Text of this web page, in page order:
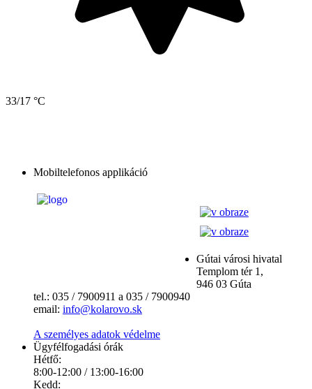
33/17 °C
Mobiltelefonos applikáció
Gútai városi hivatal
Templom tér 1,
946 03 Gúta
tel.: 035 / 7900911 a 035 / 7900940
email: info@kolarovo.sk
A személyes adatok védelme
Ügyfélfogadási órák
Hétfő:
8:00-12:00 / 13:00-16:00
Kedd: